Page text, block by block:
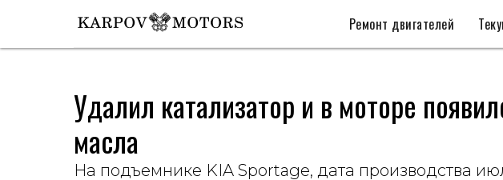
Ремонт двигателей
Удалил катализатор и в моторе
масла
На подъемнике KIA Sportage, дата производства